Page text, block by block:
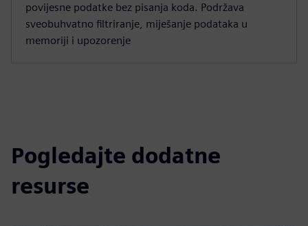
povijesne podatke bez pisanja koda. Podržava
sveobuhvatno filtriranje, miješanje podataka u
memoriji i upozorenje
Pogledajte dodatne
resurse